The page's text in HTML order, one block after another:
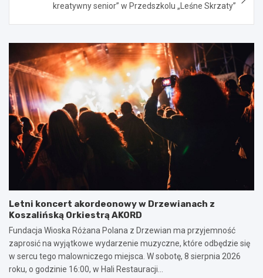
kreatywny senior” w Przedszkolu „Leśne Skrzaty”
Letni koncert akordeonowy w Drzewianach z
Koszalińską Orkiestrą AKORD
Fundacja Wioska Różana Polana z Drzewian ma przyjemność
zaprosić na wyjątkowe wydarzenie muzyczne, które odbędzie się
w sercu tego malowniczego miejsca. W sobotę, 8 sierpnia 2026
roku, o godzinie 16:00, w Hali Restauracji…